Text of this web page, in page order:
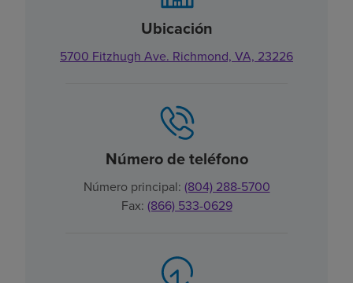
Ubicación
5700 Fitzhugh Ave. Richmond, VA, 23226
Número de teléfono
Número principal: (804) 288-5700
Fax: (866) 533-0629